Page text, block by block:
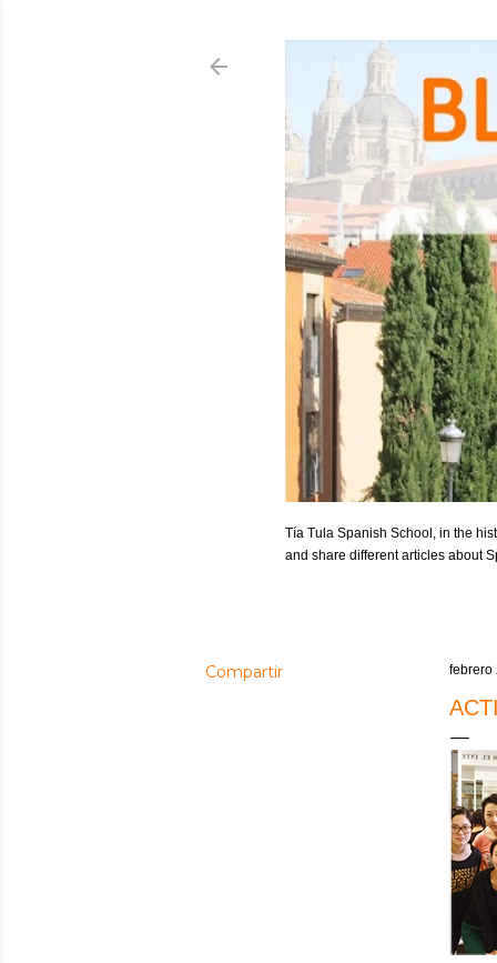
Tía Tula Spanish School, in the
and share different articles about
Compartir febrero